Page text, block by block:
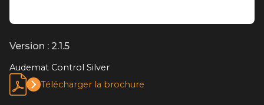
Version : 2.1.5
Audemat Control Silver
Télécharger la brochure